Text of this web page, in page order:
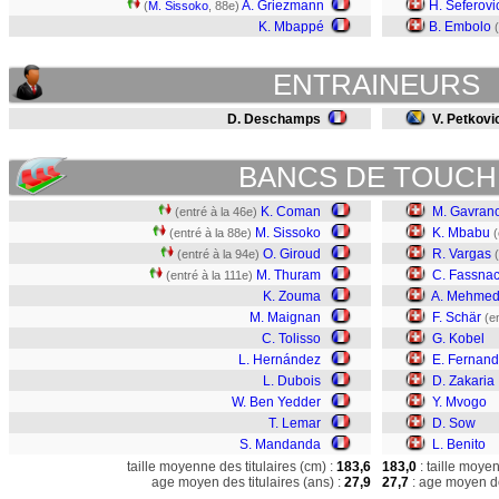
(M. Sissoko , 88e) A. Griezmann
K. Mbappé
H.
B. Embolo (
ENTRAINEURS
D. Deschamps V.
BANCS DE
(entré à la 46e) K. Coman
(entré à la 88e) M. Sissoko
(entré à la 94e) O. Giroud
(entré à la 111e) M. Thuram
K. Zouma
M. Maignan
C. Tolisso
L. Hernández
L. Dubois
W. Ben Yedder
T. Lemar
S. Mandanda
M.
K. Mbabu
R. Vargas
C.
A.
F. Schär
G. Kobel
E.
D. Zakaria
Y. Mvogo
D. Sow
L. Benito
taille moyenne des titulaires (cm) : 183,6
age moyen des titulaires (ans) : 27,9
183,0 : taille
27,7 : age moyen